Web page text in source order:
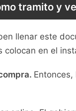
tramito y
llenar este
en el